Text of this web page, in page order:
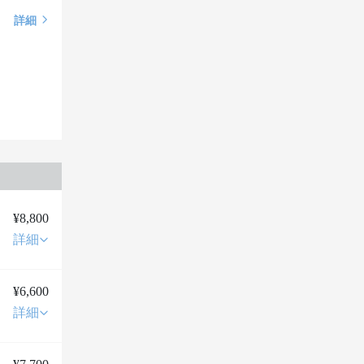
詳細
¥8,800
詳細
¥6,600
詳細